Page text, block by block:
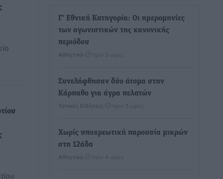
Γ’ Εθνική Κατηγορία: Οι ημερομηνίες
των αγωνιστικών της κανονικής
περιόδου
Αθλητικά πριν 3 ώρες
Συνελήφθησαν δύο άτομα στην
Κάρπαθο για άγρα πελατών
Τοπικές Ειδήσεις πριν 3 ώρες
Χωρίς υποχρεωτική παρουσία μικρών
στη 12άδα
Αθλητικά πριν 4 ώρες